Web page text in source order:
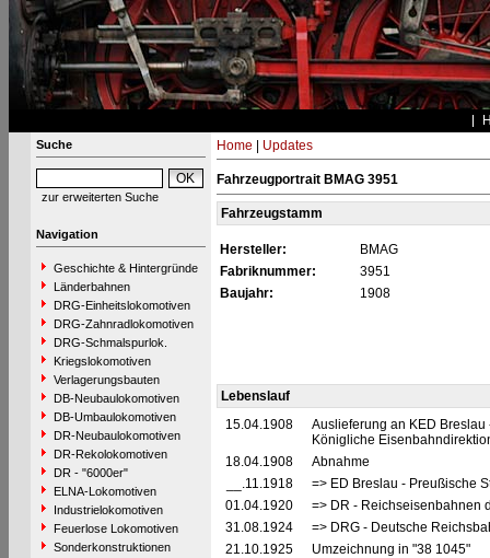
Suche
zur erweiterten Suche
Navigation
Geschichte & Hintergründe
Länderbahnen
DRG-Einheitslokomotiven
DRG-Zahnradlokomotiven
DRG-Schmalspurlok.
Kriegslokomotiven
Verlagerungsbauten
DB-Neubaulokomotiven
DB-Umbaulokomotiven
DR-Neubaulokomotiven
DR-Rekolokomotiven
DR - "6000er"
ELNA-Lokomotiven
Industrielokomotiven
Feuerlose Lokomotiven
Sonderkonstruktionen
Home Updates
Fahrzeugportrait BMAG 3951
Fahrzeugstamm
Hersteller:
BMAG
Fabriknummer:
3951
Baujahr:
1908
Lebenslauf
15.04.1908
Auslieferung an KED
Königliche
18.04.1908
Abnahme
__.11.1918
=> ED Breslau - Preußische
01.04.1920
=> DR - Reichseisenbahnen
31.08.1924
=> DRG - Deutsche
21.10.1925
Umzeichnung in "38 1045"